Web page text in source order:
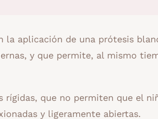
la aplicación de una prótesis
y que permite, al mismo
rígidas, que no permiten que el
y ligeramente abiertas.